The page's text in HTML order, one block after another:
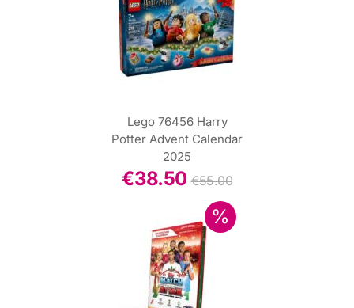
Lego 76456 Harry
Potter Advent Calendar
2025
€38.50 €55.00